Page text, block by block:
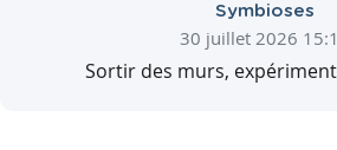
Symbioses
30 juillet 2026
Sortir des murs,